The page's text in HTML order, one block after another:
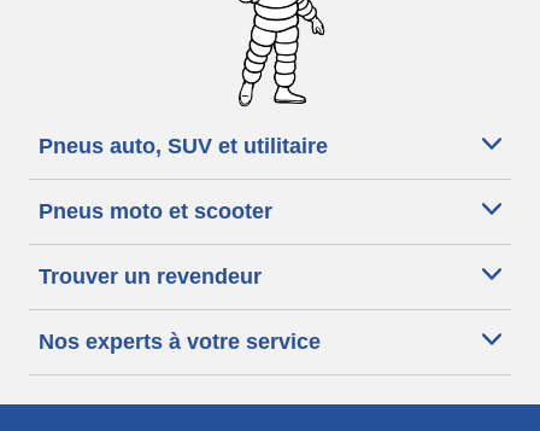
Pneus auto, SUV et utilitaire
Pneus moto et scooter
Trouver un revendeur
Nos experts à votre service